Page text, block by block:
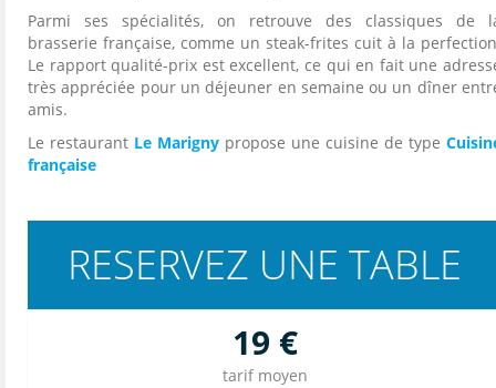
Parmi ses spécialités, on retrouve des classiques de
brasserie française, comme un steak-frites cuit à la
Le rapport qualité-prix est excellent, ce qui en fait une
très appréciée pour un déjeuner en semaine ou un dîner
amis.
Le restaurant Le Marigny propose une cuisine de type
française
RESERVEZ UNE TABLE
19 €
tarif moyen